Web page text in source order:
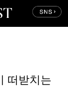
떠받치는